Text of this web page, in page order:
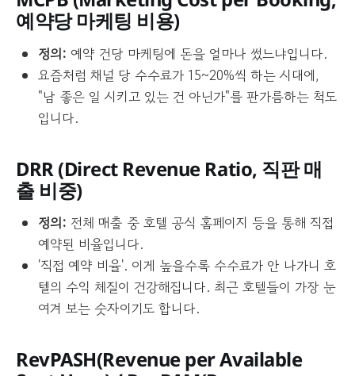
예약당 마케팅 비용)
정의: 예약 건당 마케팅에 돈을 얼마나 썼느냐입니다.
요즘처럼 채널 당 수수료가 15~20%씩 하는 시대에,
"남 좋은 일 시키고 있는 건 아닌가"를 판가름하는 척도
입니다.
DRR (Direct Revenue Ratio, 직판 매
출 비중)
정의: 전체 매출 중 호텔 공식 홈페이지 등을 통해 직접
예약된 비율입니다.
'직접 예약 비율'. 이게 높을수록 수수료가 안 나가니 호
텔의 수익 체질이 건강해집니다. 최근 호텔들이 가장 눈
여겨 보는 숫자이기도 합니다.
RevPASH(Revenue per Available